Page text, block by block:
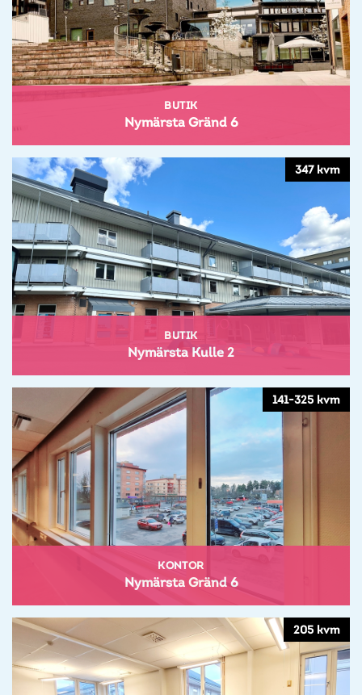
BUTIK
Nymärsta Gränd 6
347 kvm
BUTIK
Nymärsta Kulle 2
141-325 kvm
KONTOR
Nymärsta Gränd 6
205 kvm